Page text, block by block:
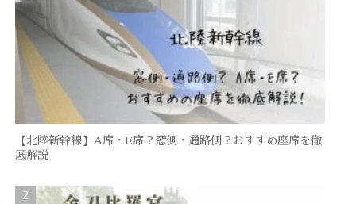
【北陸新幹線】A席・E席？窓側・通路側？おすすめ座席を徹
底解説